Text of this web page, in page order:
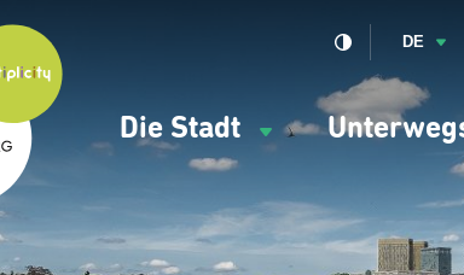
Navigation
principale
Die Stadt
DE